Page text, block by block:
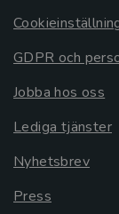
GDPR och
Jobba hos oss
Lediga tjänster
Nyhetsbrev
Press